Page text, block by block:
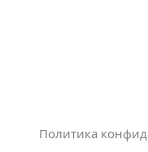
Политика